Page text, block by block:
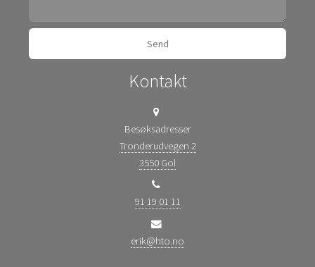
Kontakt
Besøksadresser
Tronderudvegen 2
3550 Gol
91 19 01 11
erik@hto.no